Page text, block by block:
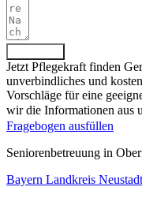
Jetzt Pflegekraft finden
unverbindliches und
Vorschläge für eine
wir die Informationen aus
Fragebogen ausfüllen
Senioren­betreuung in
Bayern Landkreis